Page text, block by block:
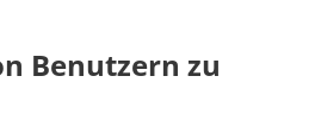
Benutzern zu